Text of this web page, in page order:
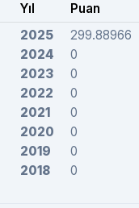
Yıl Puan
2025
2024
2023
2022
2021
2020
2019
2018
299.88966
0
0
0
0
0
0
0